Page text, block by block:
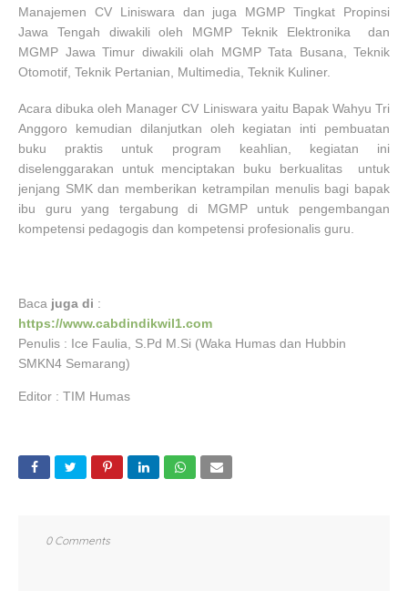
Manajemen CV Liniswara dan juga MGMP Tingkat Propinsi
Jawa Tengah diwakili oleh MGMP Teknik Elektronika dan
MGMP Jawa Timur diwakili olah MGMP Tata Busana, Teknik
Otomotif, Teknik Pertanian, Multimedia, Teknik Kuliner.
Acara dibuka oleh Manager CV Liniswara yaitu Bapak Wahyu Tri
Anggoro kemudian dilanjutkan oleh kegiatan inti pembuatan
buku praktis untuk program keahlian, kegiatan ini
diselenggarakan untuk menciptakan buku berkualitas untuk
jenjang SMK dan memberikan ketrampilan menulis bagi bapak
ibu guru yang tergabung di MGMP untuk pengembangan
kompetensi pedagogis dan kompetensi profesionalis guru.
Baca juga di :
https://www.cabdindikwil1.com
Penulis : Ice Faulia, S.Pd M.Si (Waka Humas dan Hubbin
SMKN4 Semarang)
Editor : TIM Humas
0 Comments